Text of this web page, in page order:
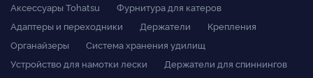
Аксессуары Tohatsu
Фурнитура для катеров
Адаптеры и переходники
Держатели
Крепления
Органайзеры
Система хранения удилищ
Устройство для намотки лески
Держатели для спиннингов